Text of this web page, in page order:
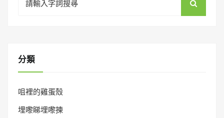
for:
分類
咀裡的雞蛋殼
埋嚟睇埋嚟揀